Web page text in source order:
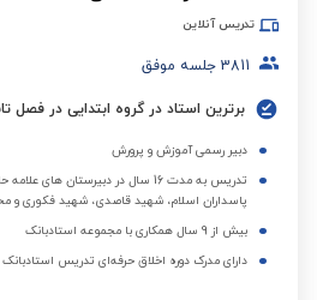
تدریس آنلاین
3811 جلسه موفق
برترین استاد در گروه ابتدایی در فصل
دبیر رسمی آموزش و پرورش
پاسداران اسلام، شهید قاصدی، شهید فکوری و
بیش از 9 سال همکاری با مجموعه استادبانک
دارای مدرک دوره اخلاق حرفه‌ای تدریس استادبانک